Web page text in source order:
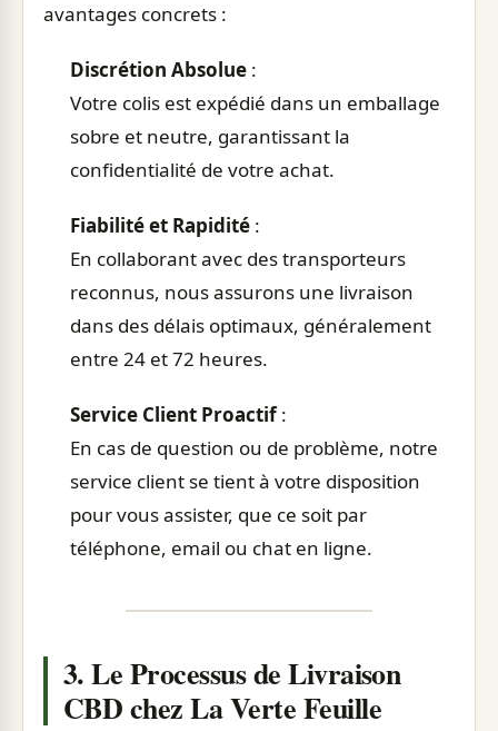
avantages concrets :
Discrétion Absolue :
Votre colis est expédié dans un emballage
sobre et neutre, garantissant la
confidentialité de votre achat.
Fiabilité et Rapidité :
En collaborant avec des transporteurs
reconnus, nous assurons une livraison
dans des délais optimaux, généralement
entre 24 et 72 heures.
Service Client Proactif:
En cas de question ou de problème, notre
service client se tient à votre disposition
pour vous assister, que ce soit par
téléphone, email ou chat en ligne.
3. Le Processus de Livraison
CBD chez La Verte Feuille